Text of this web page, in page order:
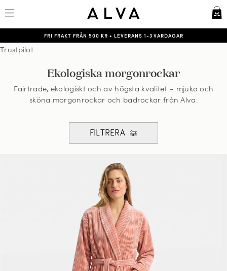
FRI FRAKT FRÅN 500 KR • LEVERANS 1-3 VARDAGAR
Trustpilot
Ekologiska morgonrockar
Fairtrade, ekologiskt och av högsta kvalitet – mjuka och
sköna morgonrockar och badrockar från Alva.
FILTRERA